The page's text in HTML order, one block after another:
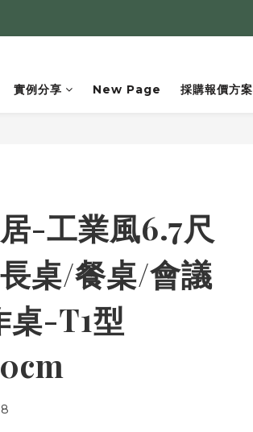
實例分享 New Page 採購報價方案
-工業風6.7尺
桌/餐桌/會議
桌-T1型